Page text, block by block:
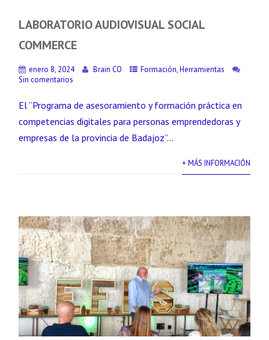
LABORATORIO AUDIOVISUAL SOCIAL
COMMERCE
enero 8, 2024 Brain CO Formación,Herramientas
Sin comentarios
El “Programa de asesoramiento y formación práctica en
competencias digitales para personas emprendedoras y
empresas de la provincia de Badajoz”...
+ MÁS INFORMACIÓN